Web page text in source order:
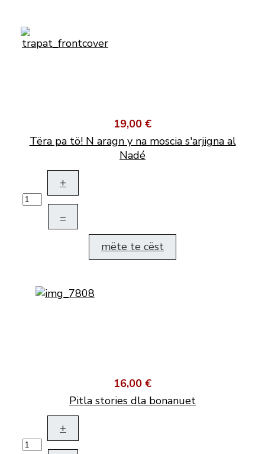
19,00 €
Tëra pa tö! N aragn y na moscia s'arjigna al
Nadé
+
–
mëte te cëst
16,00 €
Pitla stories dla bonanuet
+